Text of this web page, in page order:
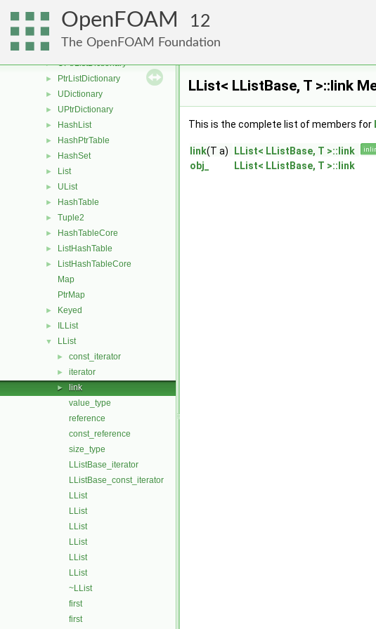
OpenFOAM 12
The OpenFOAM Foundation
Dictionary
DictionaryBase
PtrDictionary
► UPtrListDictionary
► PtrListDictionary
► UDictionary
► UPtrDictionary
► HashList
► HashPtrTable
► HashSet
► List
► UList
► HashTable
► Tuple2
► HashTableCore
► ListHashTable
►
ListHashTableCore
Map
PtrMap
► Keyed
► ILList
▼ LList
► const_iterator
► iterator
►
link
value_type
reference
const_reference
size_type
LListBase_iterator
LListBase_const_iterator
LList
LList
LList
LList
LList
LList
~LList
first
first
LList< LListBase, T >::link
This is the complete list of members for
link(T a) LList< LListBase, T >::link
obj_ LList< LListBase, T >::link